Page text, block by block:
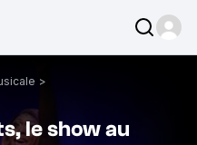
>
le show au